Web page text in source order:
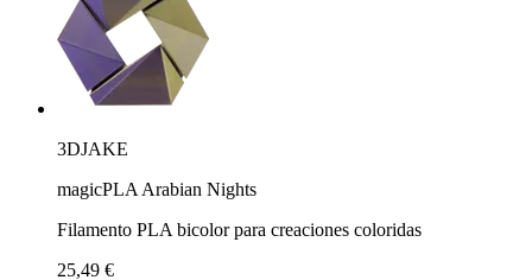
3DJAKE
magicPLA Arabian Nights
Filamento PLA bicolor para creaciones coloridas
25,49 €